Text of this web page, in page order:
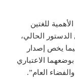
للغتين
الحالي،
يخص إصدار
بوضعهما الاعتباري
العام”.